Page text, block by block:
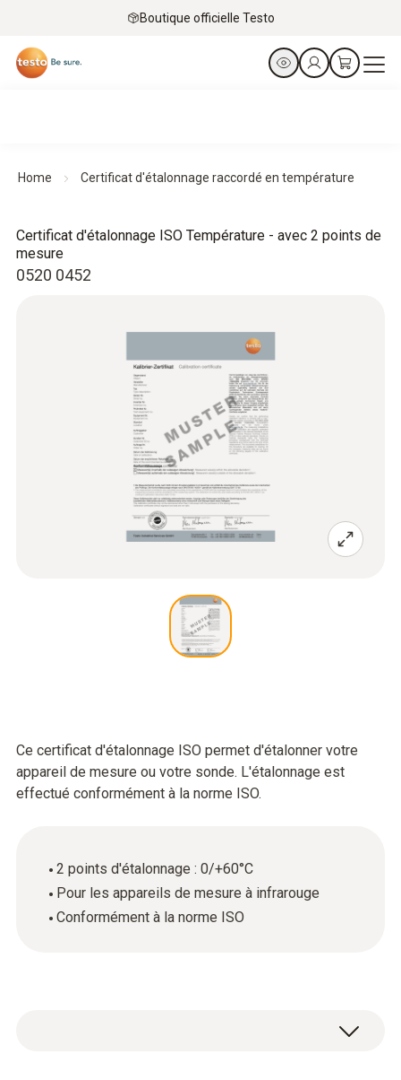
Boutique officielle Testo
Home Certificat d'étalonnage raccordé en température
0520 0452
Certificat d'étalonnage ISO Température - avec 2 points de
mesure
Ce certificat d'étalonnage ISO permet d'étalonner votre
appareil de mesure ou votre sonde. L'étalonnage est
effectué conformément à la norme ISO.
2 points d'étalonnage : 0/+60°C
Pour les appareils de mesure à infrarouge
Conformément à la norme ISO